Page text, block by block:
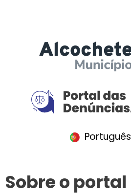
Português
Sobre o portal